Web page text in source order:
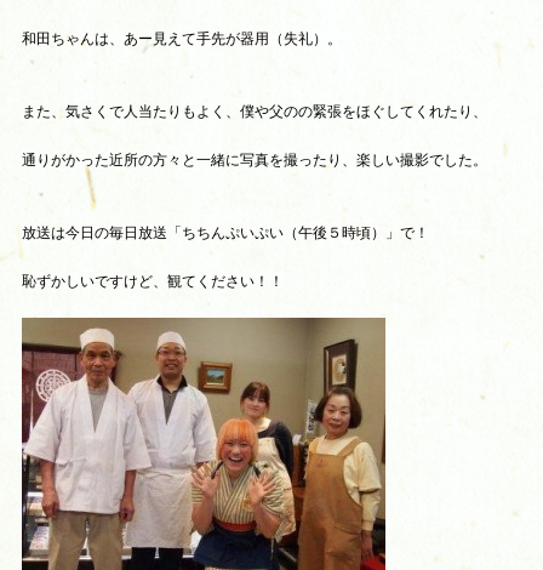
和田ちゃんは、あー見えて手先が器用（失礼）。
また、気さくで人当たりもよく、僕や父のの緊張をほぐしてくれたり、
通りがかった近所の方々と一緒に写真を撮ったり、楽しい撮影でした。
放送は今日の毎日放送「ちちんぷいぷい（午後５時頃）」で！
恥ずかしいですけど、観てください！！